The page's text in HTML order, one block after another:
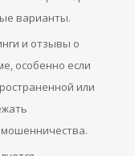
варианты.
и отзывы о
особенно если
или